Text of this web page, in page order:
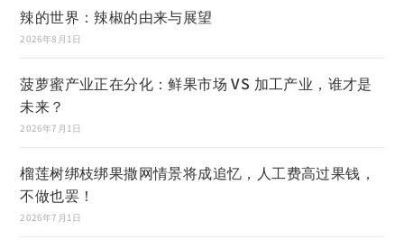
辣的世界：辣椒的由来与展望
2026年8月1日
菠萝蜜产业正在分化：鲜果市场 VS 加工产业，谁才是
未来？
2026年7月1日
榴莲树绑枝绑果撒网情景将成追忆，人工费高过果钱，
不做也罢！
2026年7月1日